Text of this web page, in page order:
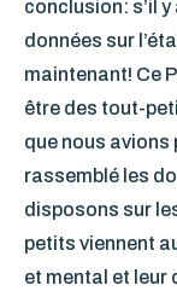
conclusion: s’il
données sur
maintenant! Ce
être des tout-
que nous avions
rassemblé les
disposons sur
petits viennent
et mental et leur